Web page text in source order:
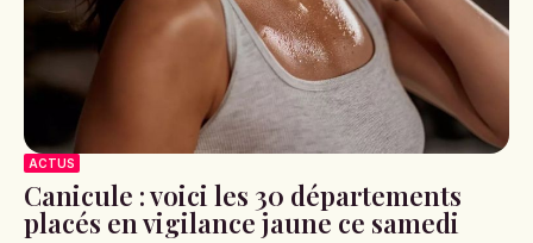
ACTUS
Canicule : voici les 30 départements
placés en vigilance jaune ce samedi